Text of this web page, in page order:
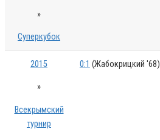
»
Суперкубок
2015
»
Всекрымский
турнир
0:1 (Жабокрицкий '68)